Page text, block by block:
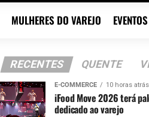
MULHERES DO VAREJO EVENTOS
RECENTES QUENTE
E-COMMERCE 10 horas atrás
iFood Move 2026 terá
dedicado ao varejo